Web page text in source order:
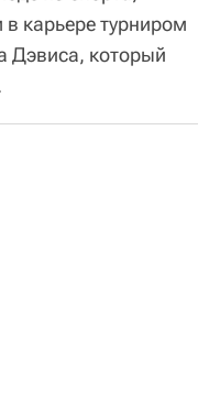
карьере турниром
Дэвиса, который